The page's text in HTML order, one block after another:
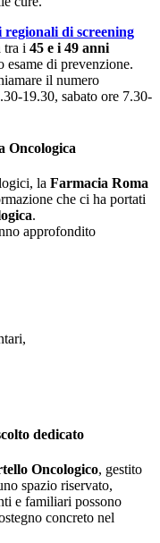
di screening
tra i 45 e i 49 anni
esame di prevenzione.
il numero
19.30, sabato ore 7.30-
Oncologica
la Farmacia Roma
che ci ha portati
.
approfondito
dedicato
Oncologico, gestito
spazio riservato,
e familiari possono
concreto nel